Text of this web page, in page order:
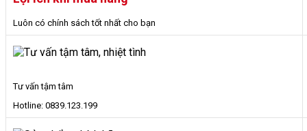
5
Tác
Dụng
Cho
Bé
lượng
Luôn có chính sách tốt nhất cho bạn
Tư vấn tậm tâm
Hotline: 0839.123.199